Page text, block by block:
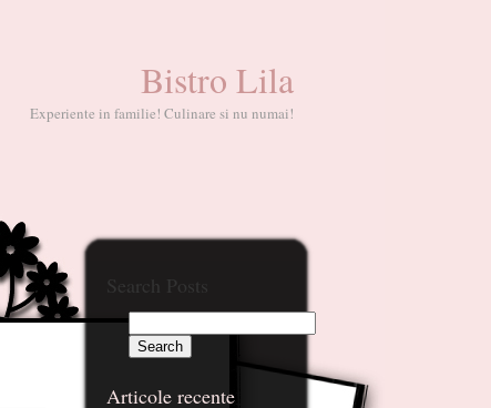
Bistro Lila
Experiente in familie! Culinare si nu numai!
Search Posts
Articole recente